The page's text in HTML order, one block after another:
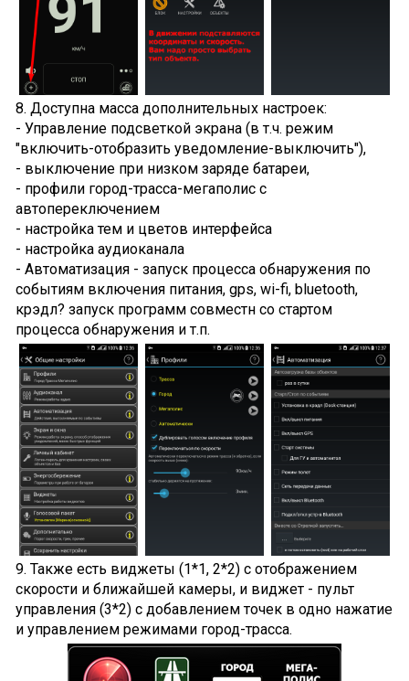
8. Доступна масса дополнительных настроек:
- Управление подсветкой экрана (в т.ч. режим
"включить-отобразить уведомление-выключить"),
- выключение при низком заряде батареи,
- профили город-трасса-мегаполис с
автопереключением
- настройка тем и цветов интерфейса
- настройка аудиоканала
- Автоматизация - запуск процесса обнаружения по
событиям включения питания, gps, wi-fi, bluetooth,
крэдл? запуск программ совместн со стартом
процесса обнаружения и т.п.
9. Также есть виджеты (1*1, 2*2) с отображением
скорости и ближайшей камеры, и виджет - пульт
управления (3*2) с добавлением точек в одно нажатие
и управлением режимами город-трасса.